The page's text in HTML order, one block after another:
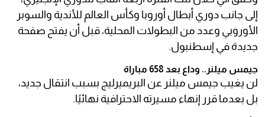
إلى جانب دوري أبطال أوروبا وكأس العالم للأندية والسوبر
الأوروبي وعدد من البطولات المحلية، قبل أن يفتح صفحة
جديدة في إسطنبول.
جيمس ميلنر.. وداع بعد 658 مباراة
لن يغيب جيمس ميلنر عن البريميرليج بسبب انتقال جديد،
بل بعدما قرر إنهاء مسيرته الاحترافية نهائيًا.